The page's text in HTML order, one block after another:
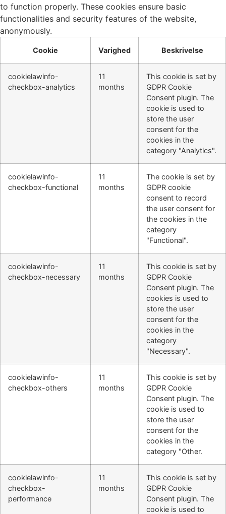
to function properly. These cookies ensure basic
functionalities and security features of the website,
anonymously.
Cookie Varighed Beskrivelse
cookielawinfo-
checkbox-analytics
11
months
This cookie is set by
GDPR Cookie
Consent plugin. The
cookie is used to
store the user
consent for the
cookies in the
category "Analytics".
cookielawinfo-
checkbox-functional
11
months
The cookie is set by
GDPR cookie
consent to record
the user consent for
the cookies in the
category
"Functional".
cookielawinfo-
checkbox-necessary
11
months
This cookie is set by
GDPR Cookie
Consent plugin. The
cookies is used to
store the user
consent for the
cookies in the
category
"Necessary".
cookielawinfo-
checkbox-others
11
months
This cookie is set by
GDPR Cookie
Consent plugin. The
cookie is used to
store the user
consent for the
cookies in the
category "Other.
cookielawinfo-
checkbox-
performance
11
months
This cookie is set by
GDPR Cookie
Consent plugin. The
cookie is used to